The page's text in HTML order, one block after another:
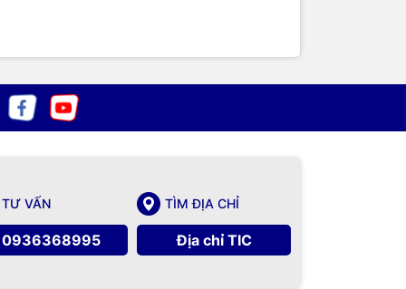
TƯ VẤN
0936368995
TÌM ĐỊA CHỈ
Địa chỉ TIC